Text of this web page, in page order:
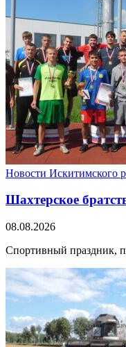
Новости Искитимского
Шахтерское
08.08.2026
Спортивный праздник,